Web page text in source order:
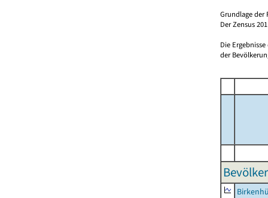
Grundlage der
Der Zensus
Die
der